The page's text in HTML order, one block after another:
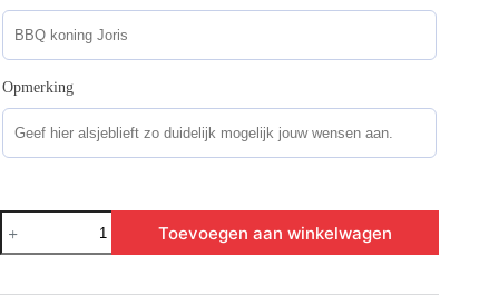
Opmerking
BBQ-
plank
Koe
Varken
Toevoegen aan winkelwagen